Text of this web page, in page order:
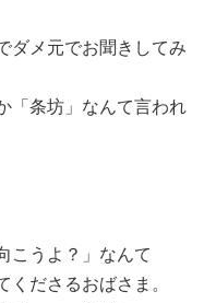
ダメ元でお聞きしてみ
「条坊」なんて言われ
こうよ？」なんて
ださるおばさま。